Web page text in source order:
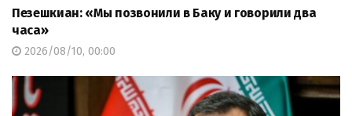
Пезешкиан: «Мы позвонили в Баку и говорили два
часа»
2026/08/10, 00:00